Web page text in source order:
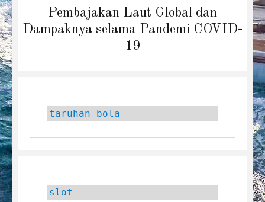
navigation
Pembajakan Laut Global dan
Dampaknya selama Pandemi COVID-
19
taruhan bola
slot